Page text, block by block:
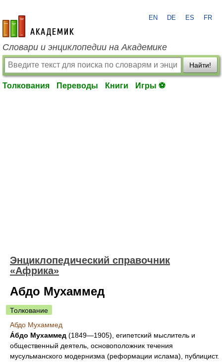
academic.ru
EN DE ES FR
Словари и энциклопедии на Академике
Найти!
Толкования Переводы Книги Игры ⚽
Энциклопедический справочник
«Африка»
Абдо Мухаммед
Толкование
Абдо Мухаммед
А́бдо Мухаммед (1849—1905), египетский мыслитель и
общественный деятель, основоположник течения
мусульманского модернизма (реформации ислама), публицист.